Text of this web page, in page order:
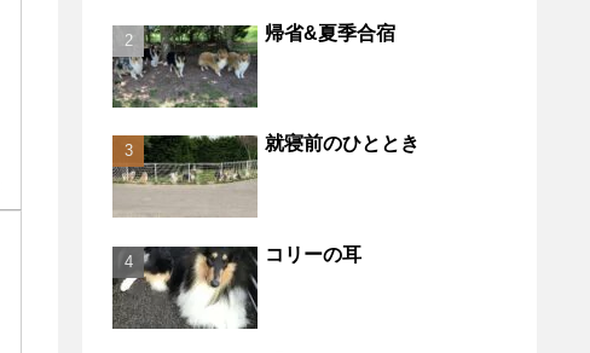
帰省&夏季合宿
就寝前のひととき
コリーの耳